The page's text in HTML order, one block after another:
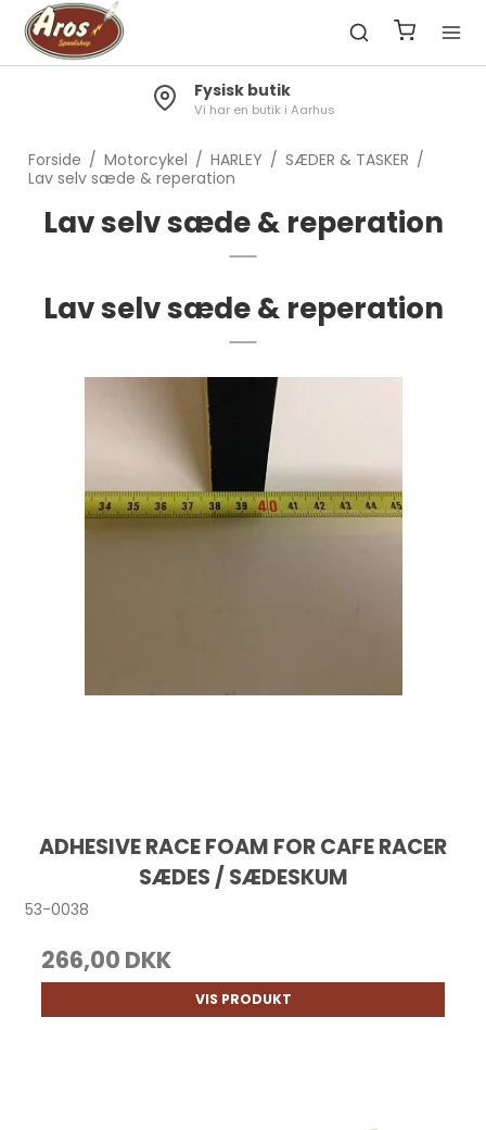
Fragt 49kr.
Gratis til pakkeshop ved køb over 1300kr.
Forside / Motorcykel / HARLEY / SÆDER & TASKER /
Lav selv sæde & reperation
Lav selv sæde & reperation
Lav selv sæde & reperation
ADHESIVE RACE FOAM FOR CAFE RACER
SÆDES / SÆDESKUM
53-0038
266,00 DKK
VIS PRODUKT